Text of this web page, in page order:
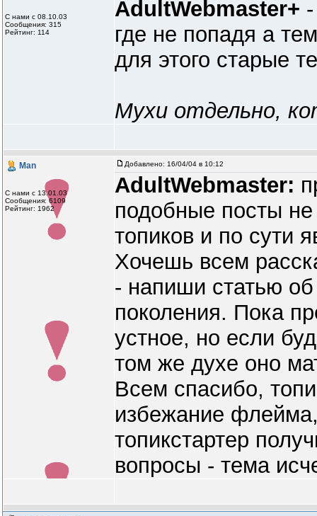
С нами с 08.10.03
Сообщения: 315
Рейтинг: 114
AdultWebmaster+
где не попадя а
для этого старые
Мухи отдельно,
Man
С нами с 13.01.03
Сообщения: 6109
Рейтинг: 1962
Добавлено: 16/04/04 в 10:12
AdultWebmaster:
подобные посты
топиков и по сути
Хочешь всем
- напиши статью об
поколения. Пока
устное, но если
том же духе оно
Всем спасибо,
избежание
топикстартер
вопросы - тема